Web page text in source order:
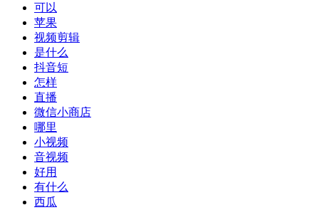
可以
苹果
视频剪辑
是什么
抖音短
怎样
直播
微信小商店
哪里
小视频
音视频
好用
有什么
西瓜